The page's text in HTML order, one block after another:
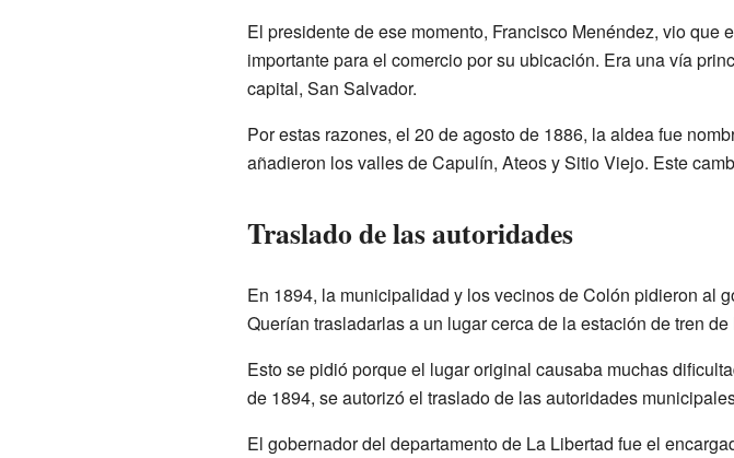
El presidente de ese momento, Francisco Menéndez, vio
importante para el comercio por su ubicación. Era una vía
capital, San Salvador.
Por estas razones, el 20 de agosto de 1886, la aldea fue
añadieron los valles de Capulín, Ateos y Sitio Viejo. Este
Traslado de las autoridades
En 1894, la municipalidad y los vecinos de Colón pidieron al
Querían trasladarlas a un lugar cerca de la estación de tren
Esto se pidió porque el lugar original causaba muchas
de 1894, se autorizó el traslado de las autoridades
El gobernador del departamento de La Libertad fue el